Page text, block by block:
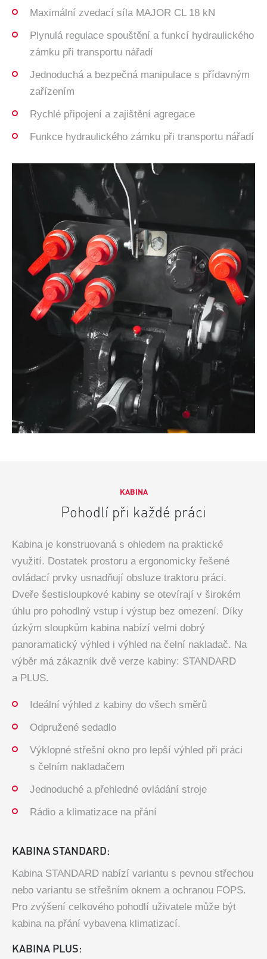
Maximální zvedací síla MAJOR CL 18 kN
Plynulá regulace spouštění a funkcí hydraulického
zámku při transportu nářadí
Jednoduchá a bezpečná manipulace s přídavným
zařízením
Rychlé připojení a zajištění agregace
Funkce hydraulického zámku při transportu nářadí
KABINA
Pohodlí při každé práci
Kabina je konstruovaná s ohledem na praktické
využití. Dostatek prostoru a ergonomicky řešené
ovládací prvky usnadňují obsluze traktoru práci.
Dveře šestisloupkové kabiny se otevírají v širokém
úhlu pro pohodlný vstup i výstup bez omezení. Díky
úzkým sloupkům kabina nabízí velmi dobrý
panoramatický výhled i výhled na čelní nakladač. Na
výběr má zákazník dvě verze kabiny: STANDARD
a PLUS.
Ideální výhled z kabiny do všech směrů
Odpružené sedadlo
Výklopné střešní okno pro lepší výhled při práci
s čelním nakladačem
Jednoduché a přehledné ovládání stroje
Rádio a klimatizace na přání
KABINA STANDARD:
Kabina STANDARD nabízí variantu s pevnou střechou
nebo variantu se střešním oknem a ochranou FOPS.
Pro zvýšení celkového pohodlí uživatele může být
kabina na přání vybavena klimatizací.
KABINA PLUS: